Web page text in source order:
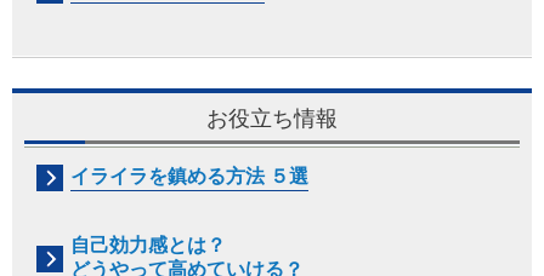
お役立ち情報
イライラを鎮める方法 ５選
自己効力感とは？
どうやって高めていける？